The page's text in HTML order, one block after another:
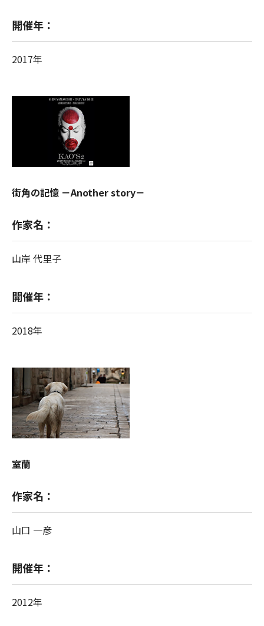
開催年：
2017年
街角の記憶 －Another story－
作家名：
山岸 代里子
開催年：
2018年
室蘭
作家名：
山口 一彦
開催年：
2012年